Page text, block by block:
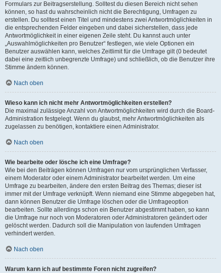
Formulars zur Beitragserstellung. Solltest du diesen Bereich nicht sehen
können, so hast du wahrscheinlich nicht die Berechtigung, Umfragen zu
erstellen. Du solltest einen Titel und mindestens zwei Antwortmöglichkeiten in
die entsprechenden Felder eingeben und dabei sicherstellen, dass jede
Antwortmöglichkeit in einer eigenen Zeile steht. Du kannst auch unter
„Auswahlmöglichkeiten pro Benutzer“ festlegen, wie viele Optionen ein
Benutzer auswählen kann, welches Zeitlimit für die Umfrage gilt (0 bedeutet
dabei eine zeitlich unbegrenzte Umfrage) und schließlich, ob die Benutzer ihre
Stimme ändern können.
Nach oben
Wieso kann ich nicht mehr Antwortmöglichkeiten erstellen?
Die maximal zulässige Anzahl von Antwortmöglichkeiten wird durch die Board-
Administration festgelegt. Wenn du glaubst, mehr Antwortmöglichkeiten als
zugelassen zu benötigen, kontaktiere einen Administrator.
Nach oben
Wie bearbeite oder lösche ich eine Umfrage?
Wie bei den Beiträgen können Umfragen nur vom ursprünglichen Verfasser,
einem Moderator oder einem Administrator bearbeitet werden. Um eine
Umfrage zu bearbeiten, ändere den ersten Beitrag des Themas; dieser ist
immer mit der Umfrage verknüpft. Wenn niemand eine Stimme abgegeben hat,
dann können Benutzer die Umfrage löschen oder die Umfrageoption
bearbeiten. Sollte allerdings schon ein Benutzer abgestimmt haben, so kann
die Umfrage nur noch von Moderatoren oder Administratoren geändert oder
gelöscht werden. Dadurch soll die Manipulation von laufenden Umfragen
verhindert werden.
Nach oben
Warum kann ich auf bestimmte Foren nicht zugreifen?